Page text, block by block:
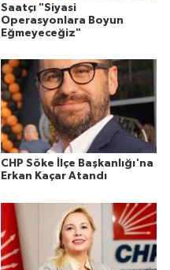
Saatçı "Siyasi
Operasyonlara Boyun
Eğmeyeceğiz"
CHP Söke İlçe Başkanlığı'na
Erkan Kaçar Atandı